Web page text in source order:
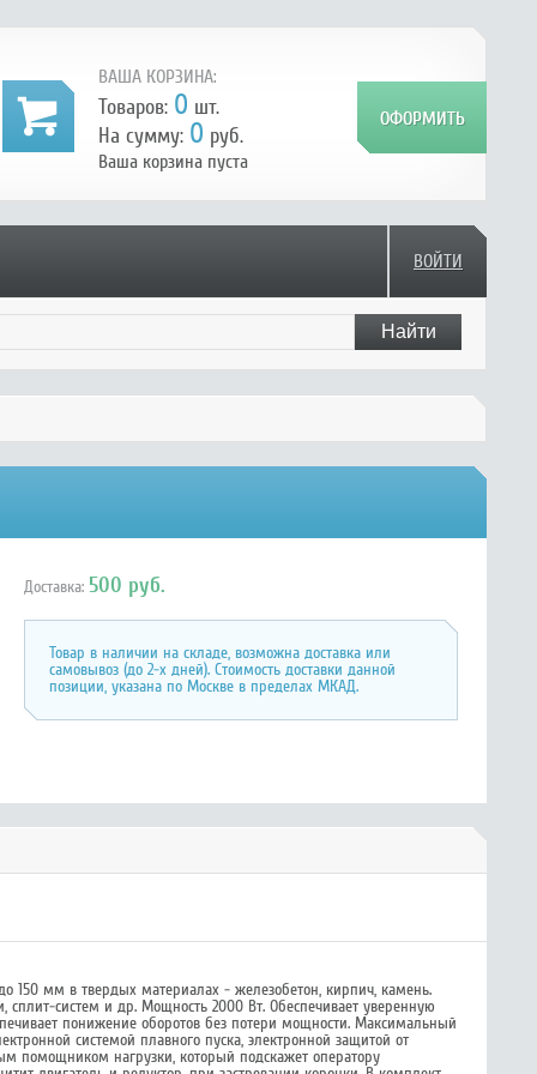
ВАША КОРЗИНА:
Товаров: 0 шт.
На сумму: 0 руб.
Ваша корзина пуста
ВОЙТИ
Доставка: 500 руб.
Товар в наличии на складе, возможна доставка или
самовывоз (до 2-х дней). Стоимость доставки данной
позиции, указана по Москве в пределах МКАД.
150 мм в твердых материалах - железобетон, кирпич, камень.
сплит-систем и др. Мощность 2000 Вт. Обеспечивает уверенную
понижение оборотов без потери мощности. Максимальный
системой плавного пуска, электронной защитой от
помощником нагрузки, который подскажет оператору